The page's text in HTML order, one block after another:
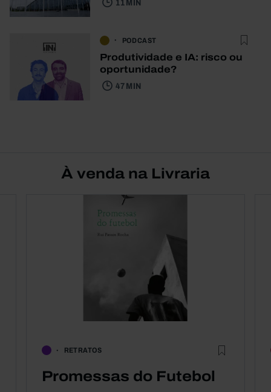
11 MIN
PODCAST
Produtividade e IA: risco ou
oportunidade?
47 MIN
À venda na Livraria
RETRATOS
Promessas do Futebol